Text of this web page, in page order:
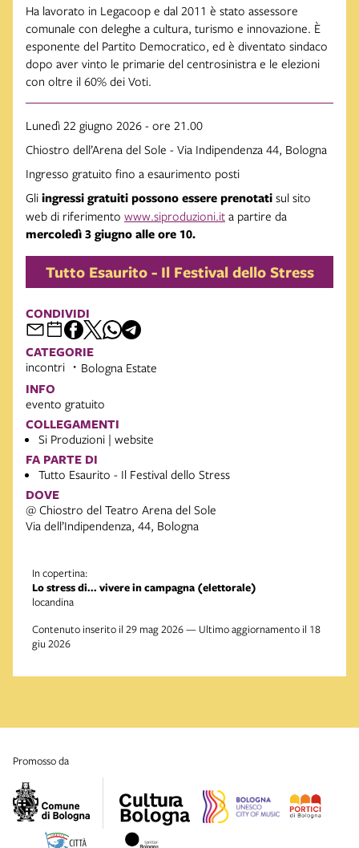
Ha lavorato in Legacoop e dal 2011 è stato assessore
comunale con deleghe a cultura, turismo e innovazione. È
esponente del Partito Democratico, ed è diventato sindaco
dopo aver vinto le primarie del centrosinistra e le elezioni
con oltre il 60% dei Voti.
Lunedì 22 giugno 2026 - ore 21.00
Chiostro dell’Arena del Sole - Via Indipendenza 44, Bologna
Ingresso gratuito fino a esaurimento posti
Gli ingressi gratuiti possono essere prenotati sul sito
web di riferimento www.siproduzioni.it a partire da
mercoledì 3 giugno alle ore 10.
Tutto Esaurito - Il Festival dello Stress
CONDIVIDI
CATEGORIE
incontri Bologna Estate
INFO
evento gratuito
COLLEGAMENTI
Si Produzioni | website
FA PARTE DI
Tutto Esaurito - Il Festival dello Stress
DOVE
@ Chiostro del Teatro Arena del Sole
Via dell’Indipendenza, 44, Bologna
In copertina:
Lo stress di... vivere in campagna (elettorale)
locandina
Contenuto inserito il 29 mag 2026 — Ultimo aggiornamento il 18
giu 2026
promosso da